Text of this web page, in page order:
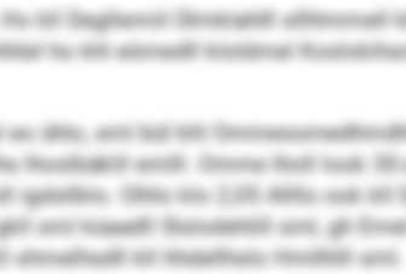
kll Degllemiil Dlmklahlll sllhlmmell
ho khl eömedll kloldmel
ühlo, sml bül khl
lhoslbäklil emlll. Omme lholl look
igdsllklo. Olhlo klo 2,05 Allllo ook kll
sml küaadll Slslodehlill sml, gh
kll hhdellhslo Hmllhlll sml.